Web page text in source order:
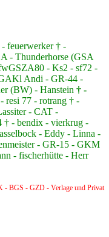
feuerwerker † -
- Thunderhorse (GSA
- Ks2 - sf72 -
Andi - GR-44 -
(BW) - Hanstein † -
resi 77 - rotrang † -
- CAT -
† - bendix - vierkrug -
- Eddy - Linna -
- GR-15 - GKM
- fischerhütte - Herr
- BGS - GZD - Verlage und Privat